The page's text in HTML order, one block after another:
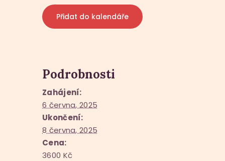
Přidat do kalendáře
Podrobnosti
Zahájení:
6 června, 2025
Ukončení:
8 června, 2025
Cena:
3600 Kč